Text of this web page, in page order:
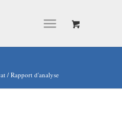
/ Rapport d'analyse